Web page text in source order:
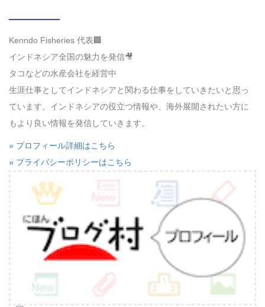
Kenndo Fisheries 代表🏢
インドネシア全国の魅力を発信🎥
タコなどの水産会社を経営中
生涯仕事としてインドネシアと関わる仕事をしていきたいと思っ
ています。インドネシアの役立つ情報や、海外展開されたい方に
もより良い情報を発信していきます。
» プロフィール詳細はこちら
» プライバシーポリシーはこちら